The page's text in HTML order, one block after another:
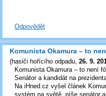
Odpovědět
Komunista Okamura – to
(hasiči hořícího odpadu, 26. 9.
Komunista Okamura – to není
Senátor a kandidát na
Na iHned.cz vyšel článek
systém na světě, píše senátor